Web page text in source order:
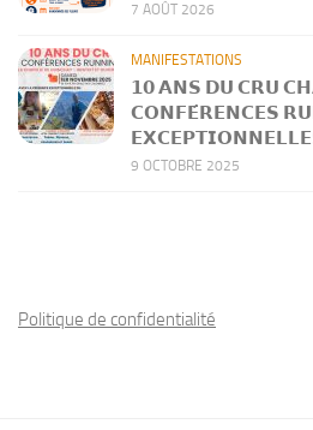
7 AOÛT 2026
MANIFESTATIONS
𝟭𝟬 𝗔𝗡𝗦 𝗗𝗨 𝗖𝗥𝗨
𝗖𝗢𝗡𝗙𝗘́𝗥𝗘𝗡𝗖𝗘𝗦
9 OCTOBRE 2025
Politique de confidentialité